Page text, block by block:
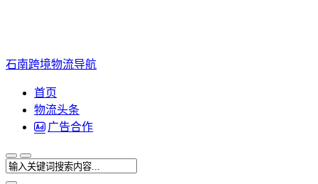
石南跨境物流导航
首页
物流头条
广告合作